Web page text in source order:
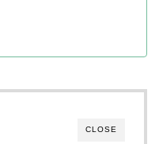
CLOSE